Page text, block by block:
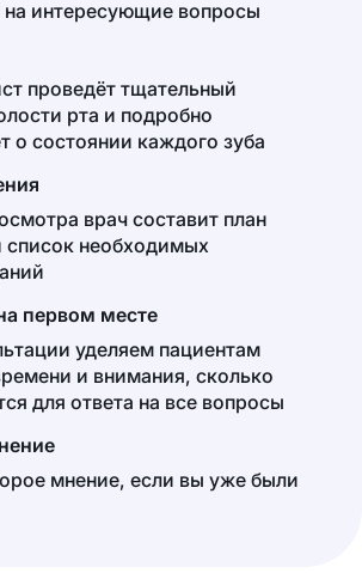
на интересующие вопросы
проведёт тщательный
рта и подробно
о состоянии каждого зуба
врач составит план
список необходимых
первом месте
уделяем пациентам
и внимания, сколько
для ответа на все вопросы
мнение, если вы уже были